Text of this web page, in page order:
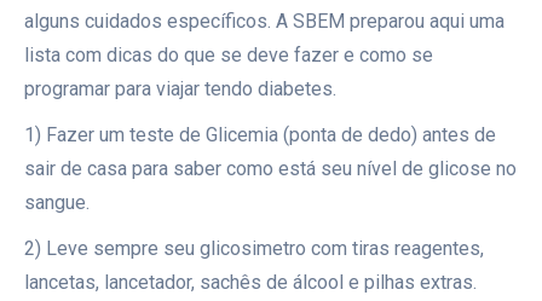
alguns cuidados específicos. A SBEM preparou aqui uma
lista com dicas do que se deve fazer e como se
programar para viajar tendo diabetes.
1) Fazer um teste de Glicemia (ponta de dedo) antes de
sair de casa para saber como está seu nível de glicose no
sangue.
2) Leve sempre seu glicosimetro com tiras reagentes,
lancetas, lancetador, sachês de álcool e pilhas extras.